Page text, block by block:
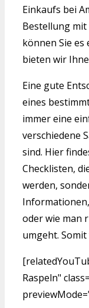
Einkaufs bei
Bestellung
können Sie es
bieten wir
Eine gute
eines
immer eine
verschiedene
sind. Hier
Checklisten,
werden,
oder wie man
umgeht.
Raspeln"